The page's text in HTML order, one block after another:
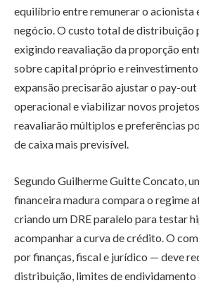
equilíbrio entre remunerar o acionista
negócio. O custo total de distribuição
exigindo reavaliação da proporção
sobre capital próprio e
expansão precisarão ajustar o pay-
operacional e viabilizar novos
reavaliarão múltiplos e preferências
de caixa mais previsível.
Segundo Guilherme Guitte Concato,
financeira madura compara o regime
criando um DRE paralelo para testar
acompanhar a curva de crédito. O
por finanças, fiscal e jurídico — deve
distribuição, limites de endividamento